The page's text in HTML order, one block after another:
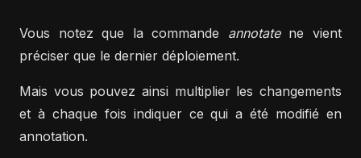
Vous notez que la commande annotatene vient
préciser que le dernier déploiement.
Mais vous pouvez ainsi multiplier les changements
et à chaque fois indiquer ce qui a été modifié en
annotation.